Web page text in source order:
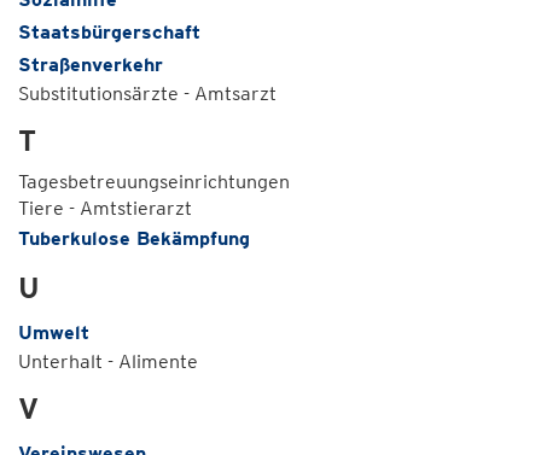
Staatsbürgerschaft
Straßenverkehr
Substitutionsärzte - Amtsarzt
T
Tagesbetreuungseinrichtungen
Tiere - Amtstierarzt
Tuberkulose Bekämpfung
U
Umwelt
Unterhalt - Alimente
V